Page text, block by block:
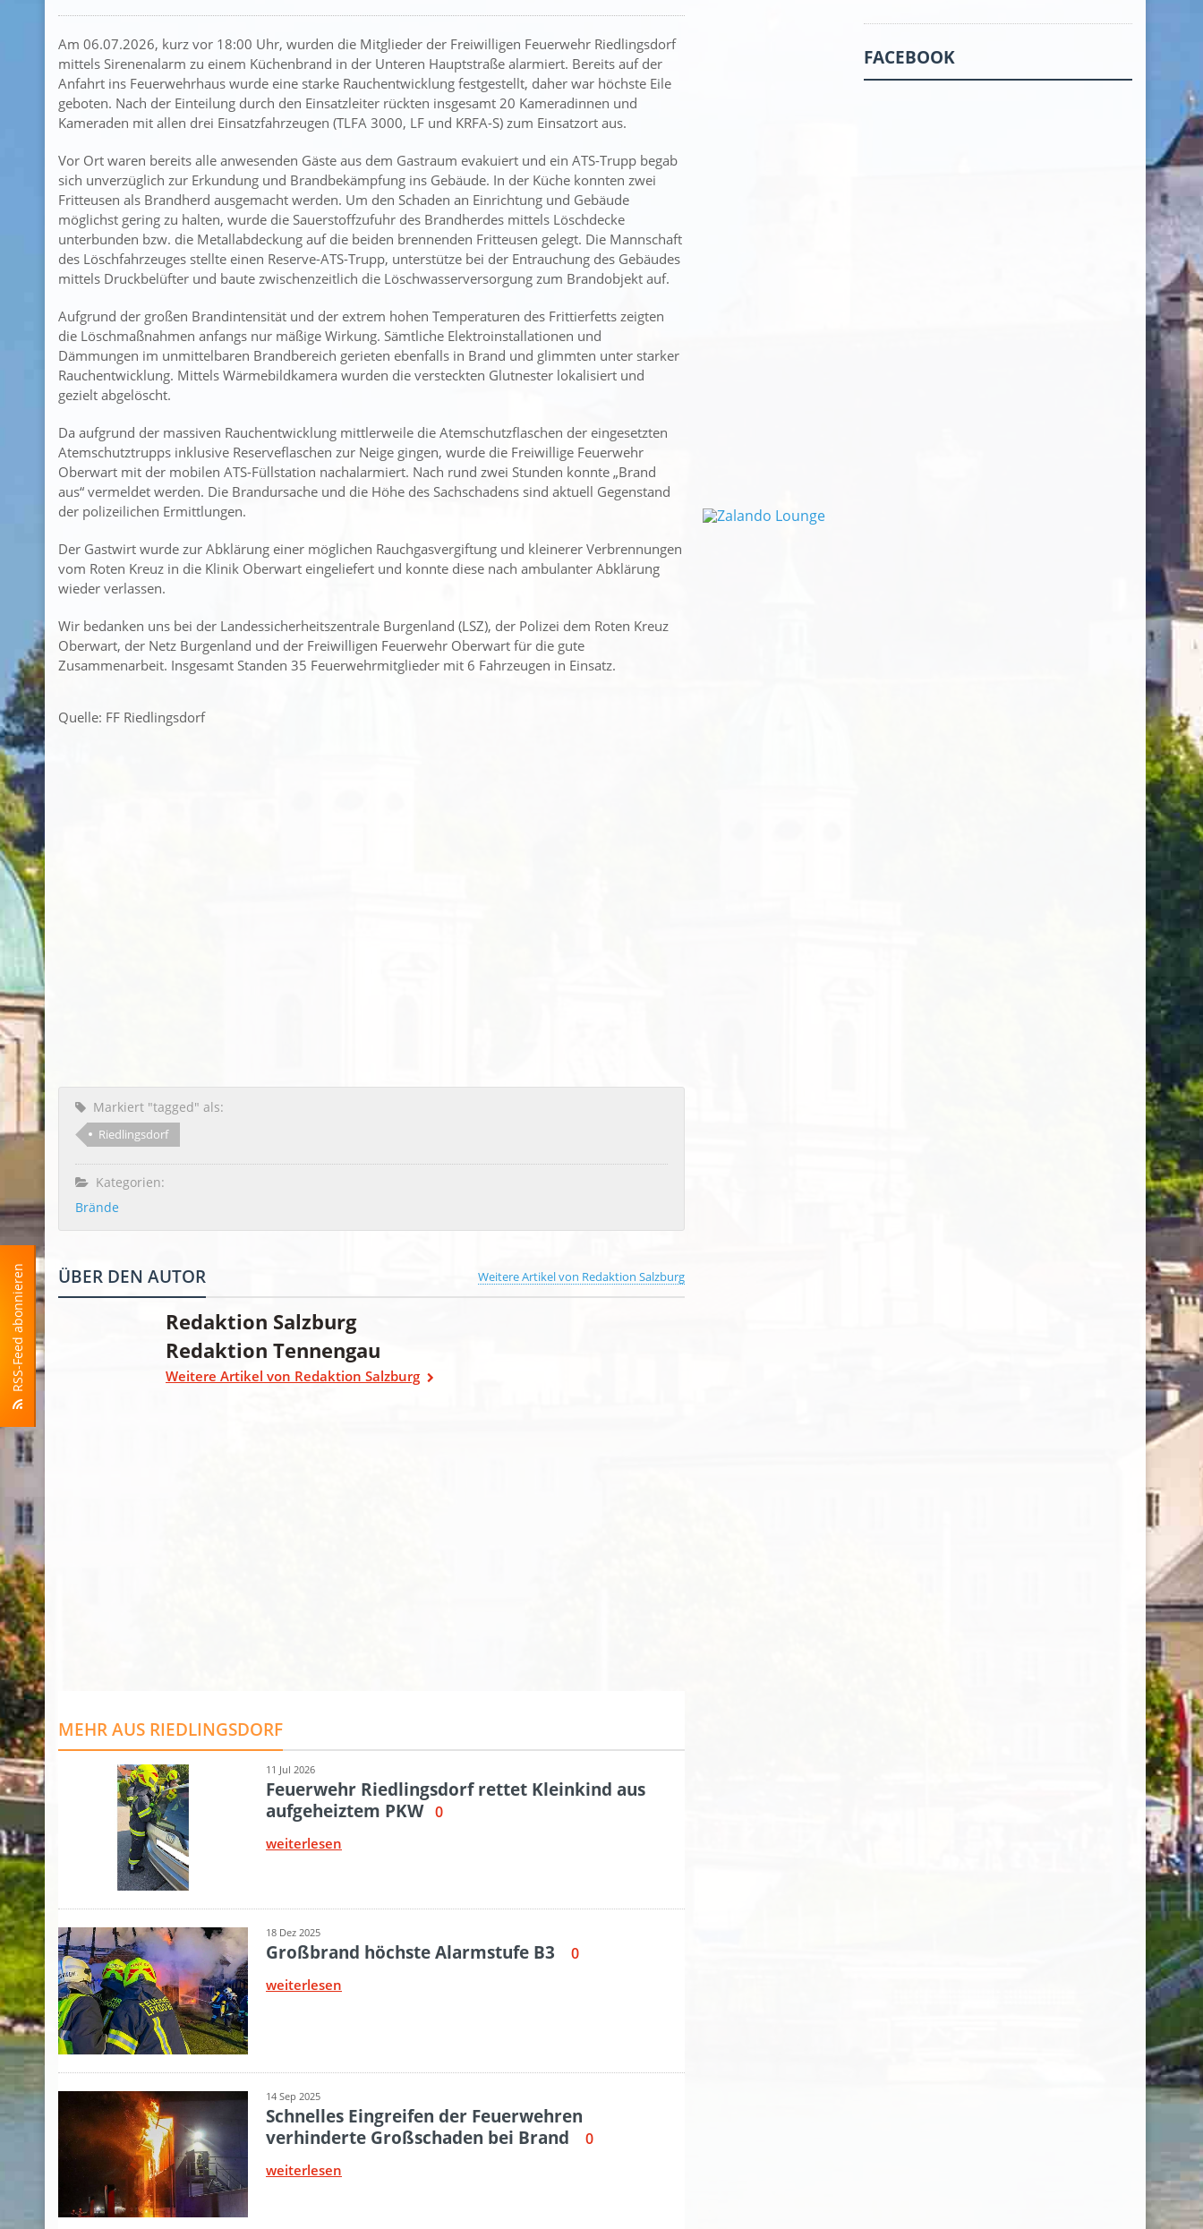
RSS-Feed abonnieren
Am 06.07.2026, kurz vor 18:00 Uhr, wurden die Mitglieder der Freiwilligen Feuerwehr Riedlingsdorf
mittels Sirenenalarm zu einem Küchenbrand in der Unteren Hauptstraße alarmiert. Bereits auf der
Anfahrt ins Feuerwehrhaus wurde eine starke Rauchentwicklung festgestellt, daher war höchste Eile
geboten. Nach der Einteilung durch den Einsatzleiter rückten insgesamt 20 Kameradinnen und
Kameraden mit allen drei Einsatzfahrzeugen (TLFA 3000, LF und KRFA-S) zum Einsatzort aus.
Vor Ort waren bereits alle anwesenden Gäste aus dem Gastraum evakuiert und ein ATS-Trupp begab
sich unverzüglich zur Erkundung und Brandbekämpfung ins Gebäude. In der Küche konnten zwei
Fritteusen als Brandherd ausgemacht werden. Um den Schaden an Einrichtung und Gebäude
möglichst gering zu halten, wurde die Sauerstoffzufuhr des Brandherdes mittels Löschdecke
unterbunden bzw. die Metallabdeckung auf die beiden brennenden Fritteusen gelegt. Die Mannschaft
des Löschfahrzeuges stellte einen Reserve-ATS-Trupp, unterstütze bei der Entrauchung des Gebäudes
mittels Druckbelüfter und baute zwischenzeitlich die Löschwasserversorgung zum Brandobjekt auf.
Aufgrund der großen Brandintensität und der extrem hohen Temperaturen des Frittierfetts zeigten
die Löschmaßnahmen anfangs nur mäßige Wirkung. Sämtliche Elektroinstallationen und
Dämmungen im unmittelbaren Brandbereich gerieten ebenfalls in Brand und glimmten unter starker
Rauchentwicklung. Mittels Wärmebildkamera wurden die versteckten Glutnester lokalisiert und
gezielt abgelöscht.
Da aufgrund der massiven Rauchentwicklung mittlerweile die Atemschutzflaschen der eingesetzten
Atemschutztrupps inklusive Reserveflaschen zur Neige gingen, wurde die Freiwillige Feuerwehr
Oberwart mit der mobilen ATS-Füllstation nachalarmiert. Nach rund zwei Stunden konnte „Brand
aus“ vermeldet werden. Die Brandursache und die Höhe des Sachschadens sind aktuell Gegenstand
der polizeilichen Ermittlungen.
Der Gastwirt wurde zur Abklärung einer möglichen Rauchgasvergiftung und kleinerer Verbrennungen
vom Roten Kreuz in die Klinik Oberwart eingeliefert und konnte diese nach ambulanter Abklärung
wieder verlassen.
Wir bedanken uns bei der Landessicherheitszentrale Burgenland (LSZ), der Polizei dem Roten Kreuz
Oberwart, der Netz Burgenland und der Freiwilligen Feuerwehr Oberwart für die gute
Zusammenarbeit. Insgesamt Standen 35 Feuerwehrmitglieder mit 6 Fahrzeugen in Einsatz.
Quelle: FF Riedlingsdorf
Markiert "tagged" als:
Riedlingsdorf
Kategorien:
Brände
Weitere Artikel von Redaktion Salzburg
ÜBER DEN AUTOR
Redaktion Salzburg
Redaktion Tennengau
Weitere Artikel von Redaktion Salzburg
FACEBOOK